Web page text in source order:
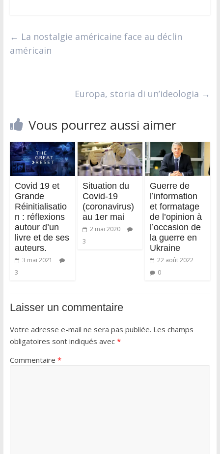
← La nostalgie américaine face au déclin
américain
Europa, storia di un’ideologia →
Vous pourrez aussi aimer
Covid 19 et
Grande
Réinitialisatio
n : réflexions
autour d’un
livre et de ses
auteurs.
3 mai 2021
3
Situation du
Covid-19
(coronavirus)
au 1er mai
2 mai 2020
3
Guerre de
l’information
et formatage
de l’opinion à
l’occasion de
la guerre en
Ukraine
22 août 2022
0
Laisser un commentaire
Votre adresse e-mail ne sera pas publiée. Les champs
obligatoires sont indiqués avec *
Commentaire *